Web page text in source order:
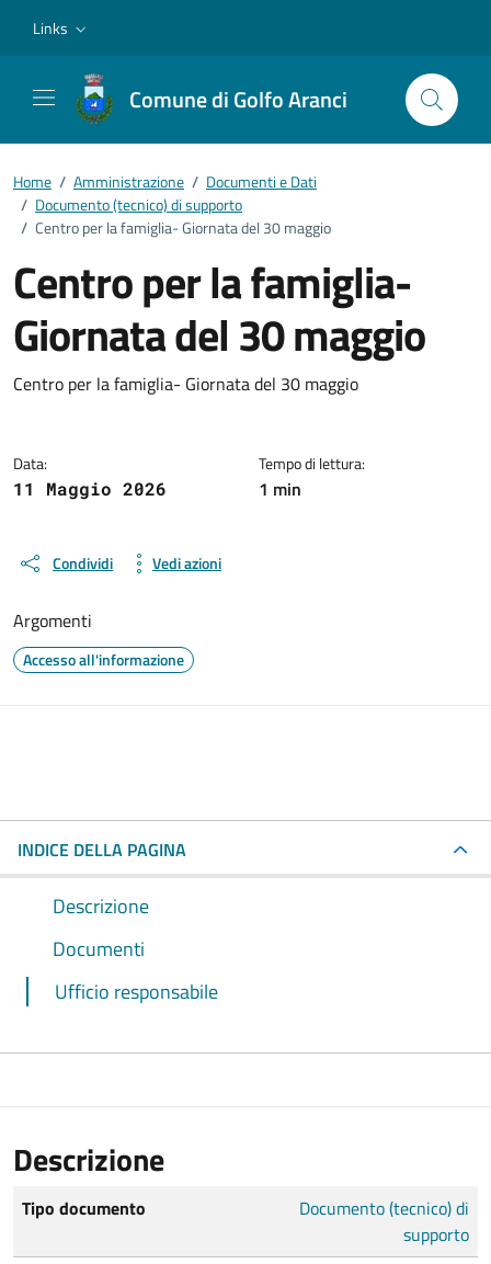
Links
Comune di Golfo Aranci
Home / Amministrazione / Documenti e Dati
/ Documento (tecnico) di supporto
/ Centro per la famiglia- Giornata del 30 maggio
Centro per la famiglia-
Giornata del 30 maggio
Dettagli del documento
Centro per la famiglia- Giornata del 30 maggio
Data:
11 Maggio 2026
Tempo di lettura:
1 min
Condividi Vedi azioni
Argomenti
Accesso all'informazione
INDICE DELLA PAGINA
Descrizione
Documenti
Ufficio responsabile
Descrizione
Tipo documento
Documento (tecnico) di
supporto